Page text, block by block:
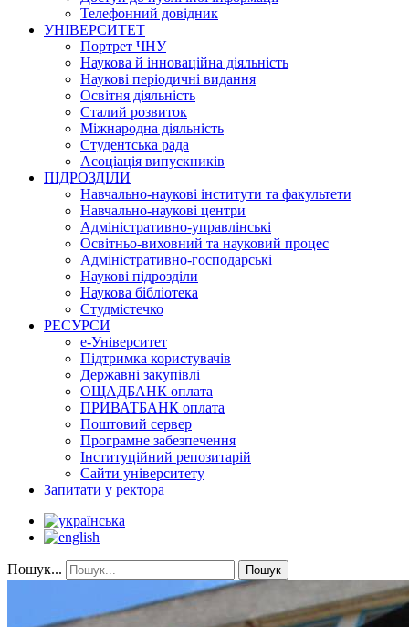
Телефонний довідник
УНІВЕРСИТЕТ
Портрет ЧНУ
Наукова й інноваційна діяльність
Наукові періодичні видання
Освітня діяльність
Сталий розвиток
Міжнародна діяльність
Студентська рада
Асоціація випускників
ПІДРОЗДІЛИ
Навчально-наукові інститути та факультети
Навчально-наукові центри
Адміністративно-управлінські
Освітньо-виховний та науковий процес
Адміністративно-господарські
Наукові підрозділи
Наукова бібліотека
Студмістечко
РЕСУРСИ
е-Університет
Підтримка користувачів
Державні закупівлі
ОЩАДБАНК оплата
ПРИВАТБАНК оплата
Поштовий сервер
Програмне забезпечення
Інституційний репозитарій
Сайти університету
Запитати у ректора
Пошук... Пошук